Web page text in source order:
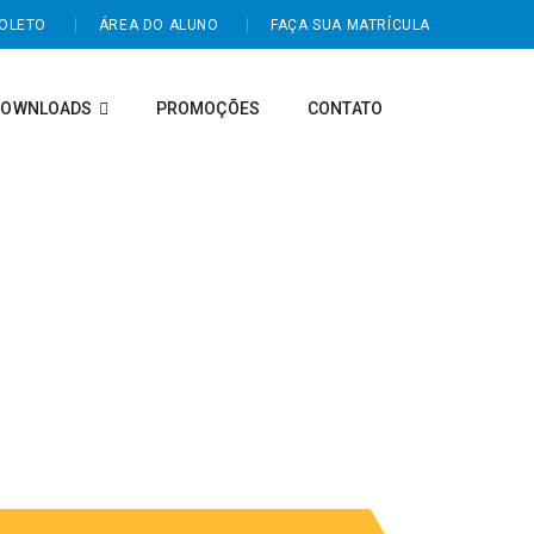
ÁREA DO ALUNO FAÇA SUA MATRÍCULA
PROMOÇÕES CONTATO